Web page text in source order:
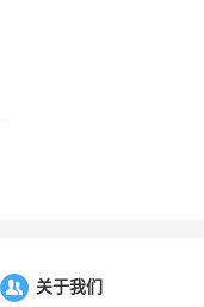
关于我们